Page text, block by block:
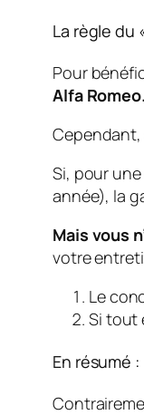
La règle du
Pour
Alfa Romeo.
Cependant,
Si, pour
année), la
Mais vous
votre
Le
Si tout
En résumé